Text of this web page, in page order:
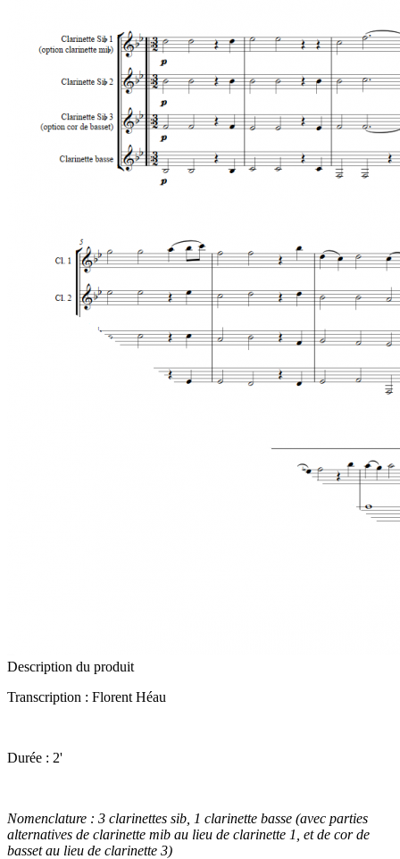
Description du produit
Transcription : Florent Héau
Durée : 2'
Nomenclature : 3 clarinettes sib, 1 clarinette basse (avec parties
alternatives de clarinette mib au lieu de clarinette 1, et de cor de
basset au lieu de clarinette 3)